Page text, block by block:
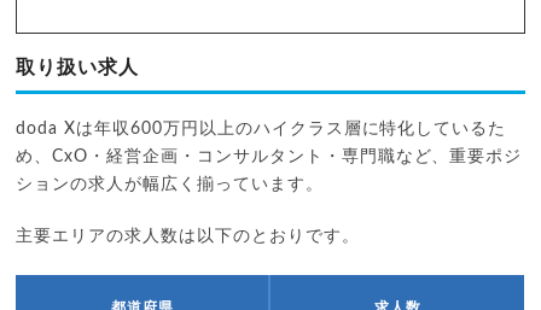
取り扱い求人
doda Xは年収600万円以上のハイクラス層に特化しているた
め、CxO・経営企画・コンサルタント・専門職など、重要ポジ
ションの求人が幅広く揃っています。
主要エリアの求人数は以下のとおりです。